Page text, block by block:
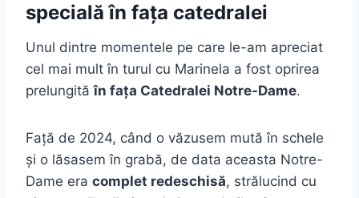
specială în fața catedralei
Unul dintre momentele pe care le-am apreciat
cel mai mult în turul cu Marinela a fost oprirea
prelungităîn fața Catedralei Notre-Dame.
Față de 2024, când o văzusem mută în schele
și o lăsasem în grabă, de data aceasta Notre-
Dame era complet redeschisă, strălucind cu